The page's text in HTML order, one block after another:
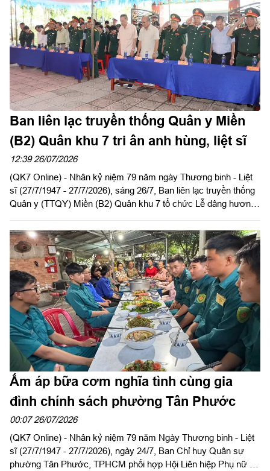
Ban liên lạc truyền thống Quân y Miền
(B2) Quân khu 7 tri ân anh hùng, liệt sĩ
12:39 26/07/2026
(QK7 Online) - Nhân kỷ niệm 79 năm ngày Thương binh - Liệt
sĩ (27/7/1947 - 27/7/2026), sáng 26/7, Ban liên lạc truyền thống
Quân y (TTQY) Miền (B2) Quân khu 7 tổ chức Lễ dâng hương
tích lịch sử Quốc gia địa điểm Căn cứ Cục Hậu cần Quân giải
phóng miền Nam Việt Nam (1973 - 1975), xã Lộc Quang, thành
phố Đồng Nai.
Ấm áp bữa cơm nghĩa tình cùng gia
đình chính sách phường Tân Phước
00:07 26/07/2026
(QK7 Online) - Nhân kỷ niệm 79 năm Ngày Thương binh - Liệt
sĩ (27/7/1947 - 27/7/2026), ngày 24/7, Ban Chỉ huy Quân sự
phường Tân Phước, TPHCM phối hợp Hội Liên hiệp Phụ nữ và